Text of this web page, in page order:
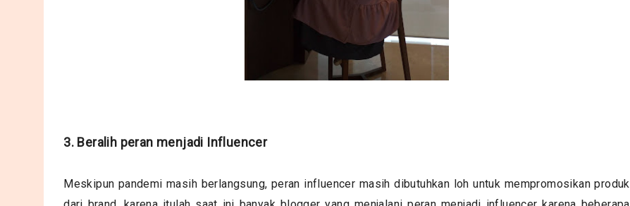
3. Beralih peran menjadi Influencer
Meskipun pandemi masih berlangsung, peran influencer masih dibutuhkan loh untuk mempromosikan produk